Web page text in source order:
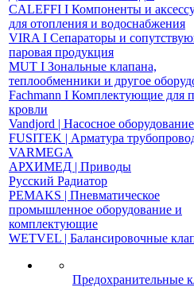
CALEFFI І Компоненты и
для отопления и водоснабжения
VIRA І Сепараторы и
паровая продукция
MUT І Зональные клапана,
теплообменники и другое
Fachmann І Комплектующие для
кровли
Vandjord | Насосное оборудование
FUSITEK | Арматура
VARMEGA
АРХИМЕД | Приводы
Русский Радиатор
PEMAKS | Пневматическое
промышленное оборудование и
комплектующие
WETVEL | Балансировочные
Предохранительные